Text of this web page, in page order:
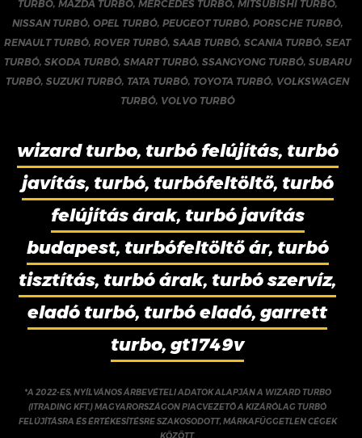
TURBÓ, MAZDA TURBÓ, MERCEDES TURBÓ, MITSUBISHI TURBÓ,
NISSAN TURBÓ, OPEL TURBÓ, PEUGEOT TURBÓ, PORSCHE TURBÓ,
RENAULT TURBÓ,ROVER TURBÓ,SAAB TURBÓ,SCANIA TURBÓ,SEAT
TURBÓ, SKODA TURBÓ, SMART TURBÓ, SSANGYONG TURBÓ, SUBARU
TURBÓ,SUZUKI TURBÓ, TATA TURBÓ, TOYOTA TURBÓ, VOLKSWAGEN
TURBÓ, VOLVO TURBÓ
wizard turbo, turbó felújítás, turbó
javítás, turbó, turbófeltöltő, turbó
felújítás árak, turbó javítás
budapest, turbófeltöltő ár, turbó
tisztítás, turbó árak, turbó szervíz,
eladó turbó, turbó eladó, garrett
turbo, gt1749v
*A 2022-ES, NYÍLVÁNOS ÁRBEVÉTELI ADATOK ALAPJÁN A WIZARD TURBO
(ITRADING KFT.) MAGYARORSZÁGON PIACVEZETŐ A KIZÁRÓLAG TURBÓ
FELÚJÍTÁSRA ÉS ÉRTÉKESÍTÉSRE SZAKOSODOTT, MÁRKAFÜGGETLEN CÉGEK